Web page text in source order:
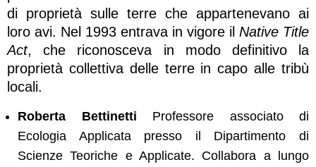
di proprietà sulle terre che appartenevano ai
loro avi. Nel 1993 entrava in vigore il Native Title
Act, che riconosceva in modo definitivo la
proprietà collettiva delle terre in capo alle tribù
locali.
Roberta Bettinetti Professore associato di
Ecologia Applicata presso il Dipartimento di
Scienze Teoriche e Applicate. Collabora a lungo